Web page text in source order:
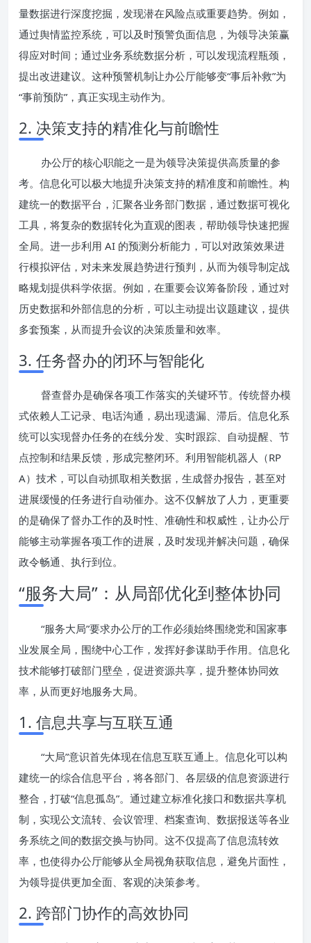
量数据进行深度挖掘，发现潜在风险点或重要趋势。例如，
通过舆情监控系统，可以及时预警负面信息，为领导决策赢
得应对时间；通过业务系统数据分析，可以发现流程瓶颈，
提出改进建议。这种预警机制让办公厅能够变“事后补救”为
“事前预防”，真正实现主动作为。
2. 决策支持的精准化与前瞻性
办公厅的核心职能之一是为领导决策提供高质量的参
考。信息化可以极大地提升决策支持的精准度和前瞻性。构
建统一的数据平台，汇聚各业务部门数据，通过数据可视化
工具，将复杂的数据转化为直观的图表，帮助领导快速把握
全局。进一步利用 AI 的预测分析能力，可以对政策效果进
行模拟评估，对未来发展趋势进行预判，从而为领导制定战
略规划提供科学依据。例如，在重要会议筹备阶段，通过对
历史数据和外部信息的分析，可以主动提出议题建议，提供
多套预案，从而提升会议的决策质量和效率。
3. 任务督办的闭环与智能化
督查督办是确保各项工作落实的关键环节。传统督办模
式依赖人工记录、电话沟通，易出现遗漏、滞后。信息化系
统可以实现督办任务的在线分发、实时跟踪、自动提醒、节
点控制和结果反馈，形成完整闭环。利用智能机器人（RP
A）技术，可以自动抓取相关数据，生成督办报告，甚至对
进展缓慢的任务进行自动催办。这不仅解放了人力，更重要
的是确保了督办工作的及时性、准确性和权威性，让办公厅
能够主动掌握各项工作的进展，及时发现并解决问题，确保
政令畅通、执行到位。
“服务大局”：从局部优化到整体协同
“服务大局”要求办公厅的工作必须始终围绕党和国家事
业发展全局，围绕中心工作，发挥好参谋助手作用。信息化
技术能够打破部门壁垒，促进资源共享，提升整体协同效
率，从而更好地服务大局。
1. 信息共享与互联互通
“大局”意识首先体现在信息互联互通上。信息化可以构
建统一的综合信息平台，将各部门、各层级的信息资源进行
整合，打破“信息孤岛”。通过建立标准化接口和数据共享机
制，实现公文流转、会议管理、档案查询、数据报送等各业
务系统之间的数据交换与协同。这不仅提高了信息流转效
率，也使得办公厅能够从全局视角获取信息，避免片面性，
为领导提供更加全面、客观的决策参考。
2. 跨部门协作的高效协同